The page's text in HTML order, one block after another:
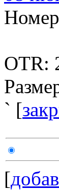
OTR:
` [
[